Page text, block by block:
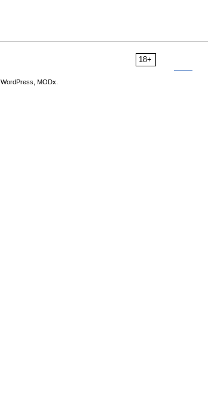
18+
WordPress, MODx.